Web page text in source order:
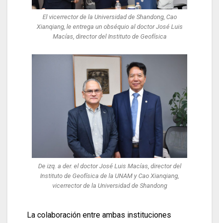
El vicerrector de la Universidad de Shandong, Cao
Xianqiang, le entrega un obséquio al doctor José Luis
Macías, director del Instituto de Geofísica
De izq. a der. el doctor José Luis Macías, director del
Instituto de Geofísica de la UNAM y Cao Xianqiang,
vicerrector de la Universidad de Shandong
La colaboración entre ambas instituciones